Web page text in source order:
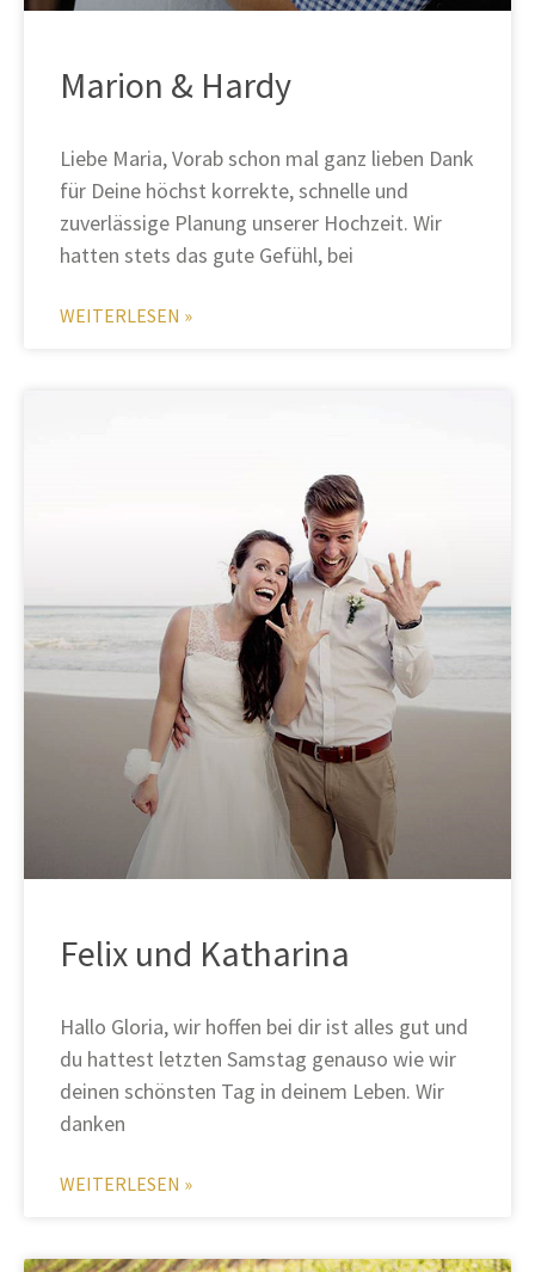
Marion & Hardy
Liebe Maria, Vorab schon mal ganz lieben Dank
für Deine höchst korrekte, schnelle und
zuverlässige Planung unserer Hochzeit. Wir
hatten stets das gute Gefühl, bei
WEITERLESEN »
Felix und Katharina
Hallo Gloria, wir hoffen bei dir ist alles gut und
du hattest letzten Samstag genauso wie wir
deinen schönsten Tag in deinem Leben. Wir
danken
WEITERLESEN »